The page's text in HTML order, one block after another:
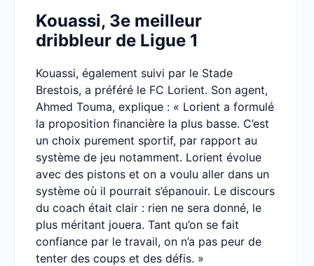
Kouassi, 3e meilleur
dribbleur de Ligue 1
Kouassi, également suivi par le Stade
Brestois, a préféré le FC Lorient. Son agent,
Ahmed Touma, explique : « Lorient a formulé
la proposition financière la plus basse. C’est
un choix purement sportif, par rapport au
système de jeu notamment. Lorient évolue
avec des pistons et on a voulu aller dans un
système où il pourrait s’épanouir. Le discours
du coach était clair : rien ne sera donné, le
plus méritant jouera. Tant qu’on se fait
confiance par le travail, on n’a pas peur de
tenter des coups et des défis. »